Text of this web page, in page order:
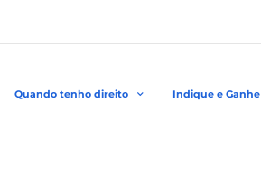
Quando tenho direito Indique e Ganhe